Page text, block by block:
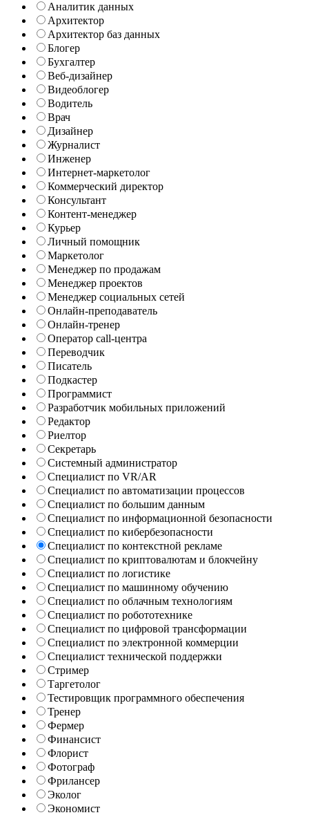
Аналитик данных
Архитектор
Архитектор баз данных
Блогер
Бухгалтер
Веб-дизайнер
Видеоблогер
Водитель
Врач
Дизайнер
Журналист
Инженер
Интернет-маркетолог
Коммерческий директор
Консультант
Контент-менеджер
Курьер
Личный помощник
Маркетолог
Менеджер по продажам
Менеджер проектов
Менеджер социальных сетей
Онлайн-преподаватель
Онлайн-тренер
Оператор call-центра
Переводчик
Писатель
Подкастер
Программист
Разработчик мобильных приложений
Редактор
Риелтор
Секретарь
Системный администратор
Специалист по VR/AR
Специалист по автоматизации процессов
Специалист по большим данным
Специалист по информационной безопасности
Специалист по кибербезопасности
Специалист по контекстной рекламе
Специалист по криптовалютам и блокчейну
Специалист по логистике
Специалист по машинному обучению
Специалист по облачным технологиям
Специалист по робототехнике
Специалист по цифровой трансформации
Специалист по электронной коммерции
Специалист технической поддержки
Стример
Таргетолог
Тестировщик программного обеспечения
Тренер
Фермер
Финансист
Флорист
Фотограф
Фрилансер
Эколог
Экономист